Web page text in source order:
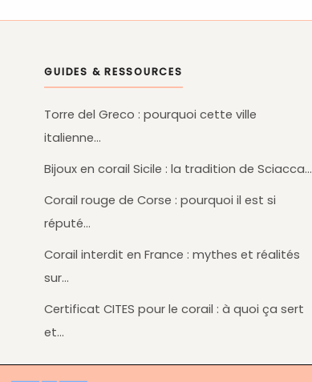
GUIDES & RESSOURCES
Torre del Greco : pourquoi cette ville
italienne…
Bijoux en corail Sicile : la tradition de Sciacca…
Corail rouge de Corse : pourquoi il est si
réputé…
Corail interdit en France : mythes et réalités
sur…
Certificat CITES pour le corail : à quoi ça sert
et…